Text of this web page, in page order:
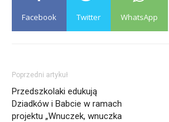
Facebook Twitter WhatsApp
Poprzedni artykuł
Przedszkolaki edukują
Dziadków i Babcie w ramach
projektu „Wnuczek, wnuczka